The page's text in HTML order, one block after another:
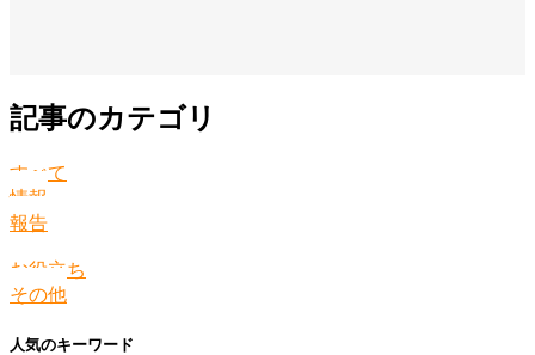
記事のカテゴリ
すべて
情報
報告
お役立ち
その他
人気のキーワード